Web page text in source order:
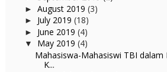
► August 2019 (3)
► July 2019 (18)
► June 2019 (4)
▼ May 2019 (4)
Mahasiswa-Mahasiswi TBI dalam
K...